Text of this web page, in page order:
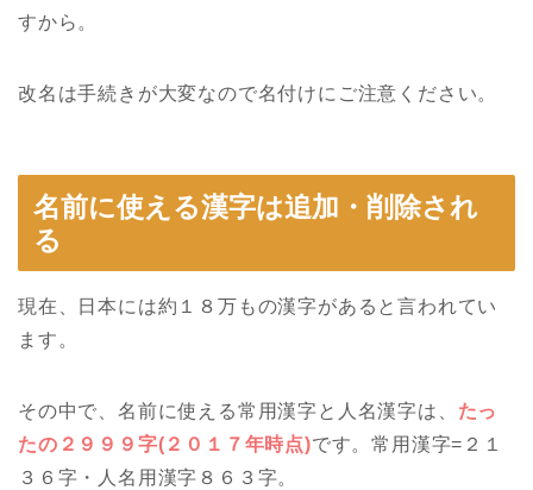
すから。
改名は手続きが大変なので名付けにご注意ください。
名前に使える漢字は追加・削除され
る
現在、日本には約１８万もの漢字があると言われてい
ます。
その中で、名前に使える常用漢字と人名漢字は、 たっ
たの２９９９字(２０１７年時点)です。常用漢字=２１
３６字・人名用漢字８６３字。